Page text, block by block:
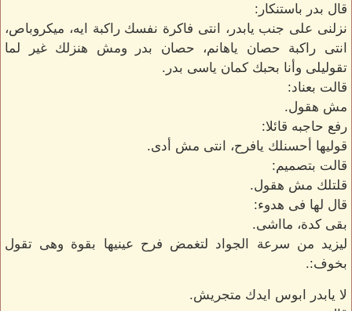
قال بدر باستنكار:
نزلنى على جنب يابدر، انتى فاكرة نفسك راكبة ايه، ميكروباص،
انتى راكبة حصان ياهانم، حصان بدر ومش هنزلك غير لما
تقوليلى وأنا بحبك كمان ياسى بدر.
قالت بعناد:
مش هقول.
رفع حاجبه قائلا:
قوليها أحسنلك يافرح، انتى مش أدى.
قالت بتصميم:
قلتلك مش هقول.
قال لها فى هدوء:
بقى كدة، مااشى.
ليزيد من سرعة الجواد لتغمض فرح عينيها بقوة وهى تقول
بخوف:.
لا يابدر ابوس ايدك متجريش.